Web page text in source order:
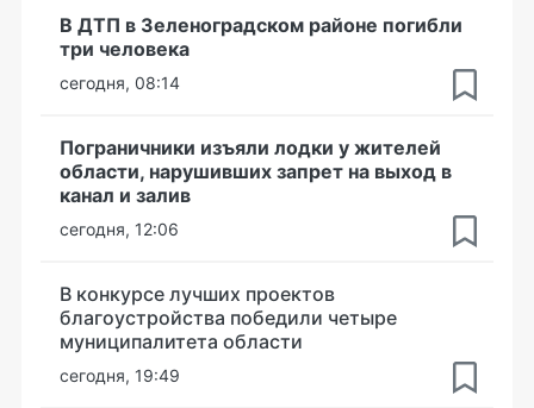
В ДТП в Зеленоградском районе погибли
три человека
сегодня, 08:14
Пограничники изъяли лодки у жителей
области, нарушивших запрет на выход в
канал и залив
сегодня, 12:06
В конкурсе лучших проектов
благоустройства победили четыре
муниципалитета области
сегодня, 19:49